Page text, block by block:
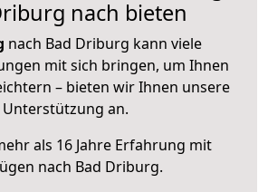
nach bieten
nach Bad Driburg kann viele
mit sich bringen, um Ihnen
– bieten wir Ihnen unsere
Unterstützung an.
als 16 Jahre Erfahrung mit
nach Bad Driburg.